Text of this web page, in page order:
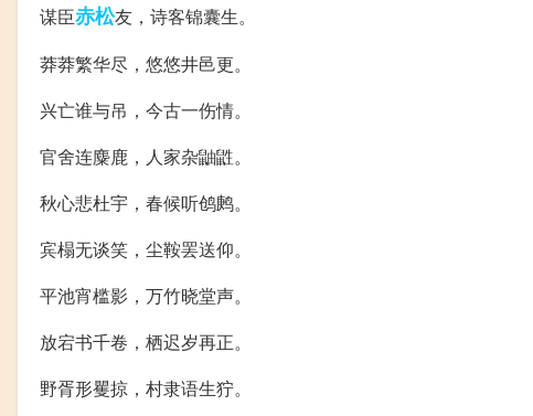
谋臣赤松友，诗客锦囊生。
莽莽繁华尽，悠悠井邑更。
兴亡谁与吊，今古一伤情。
官舍连麋鹿，人家杂鼬鼪。
秋心悲杜宇，春候听鸧鹒。
宾榻无谈笑，尘鞍罢送仰。
平池宵槛影，万竹晓堂声。
放宕书千卷，栖迟岁再正。
野胥形矍掠，村隶语生狞。